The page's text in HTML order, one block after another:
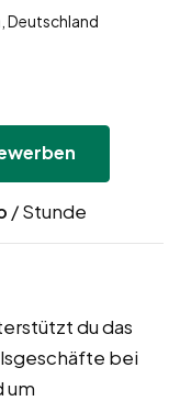
Deutschland
/ Stunde
du das
bei
um